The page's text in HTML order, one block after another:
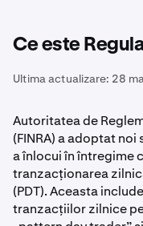
Ce este
Ultima actualizare: 28
Autoritatea de
(FINRA) a adoptat
a înlocui în întregime
tranzacționarea
(PDT). Aceasta
tranzacțiilor zilnice